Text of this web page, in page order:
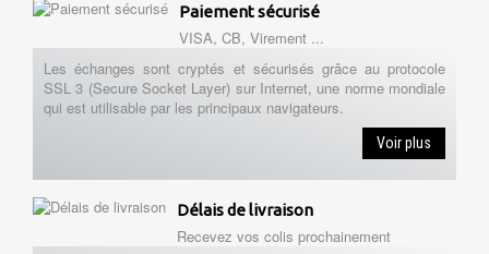
Paiement sécurisé
VISA, CB, Virement ...
Les échanges sont cryptés et sécurisés grâce au protocole
SSL 3 (Secure Socket Layer) sur Internet, une norme mondiale
qui est utilisable par les principaux navigateurs.
Voir plus
Délais de livraison
Recevez vos colis prochainement